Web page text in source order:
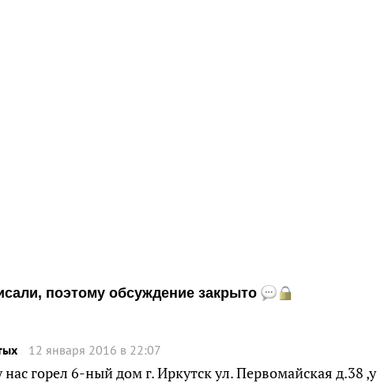
поэтому обсуждение закрыто
12 января 2016 в 22:07
горел 6-ный дом г. Иркутск ул. Первомайская д.38 ,у